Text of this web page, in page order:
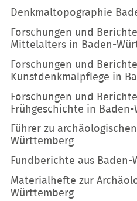
Denkmaltopographie
Forschungen und
Mittelalters in Baden-
Forschungen und
Kunstdenkmalpflege in
Forschungen und
Frühgeschichte in
Führer zu
Württemberg
Fundberichte aus Baden-
Materialhefte zur
Württemberg